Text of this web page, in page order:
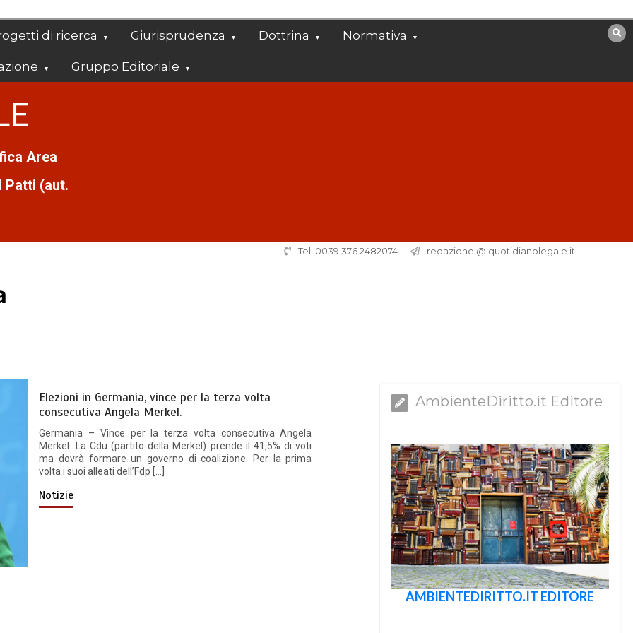
di ricerca Giurisprudenza Dottrina Normativa
Gruppo Editoriale
Area
Patti (aut.
Tel. 0039 376 2482074 redazione @ quotidianolegale.it
Elezioni in Germania, vince per la terza volta
consecutiva Angela Merkel.
Germania – Vince per la terza volta consecutiva Angela
Merkel. La Cdu (partito della Merkel) prende il 41,5% di voti
ma dovrà formare un governo di coalizione. Per la prima
volta i suoi alleati dell’Fdp […]
Notizie
AmbienteDiritto.it Editore
AMBIENTEDIRITTO.IT EDITORE